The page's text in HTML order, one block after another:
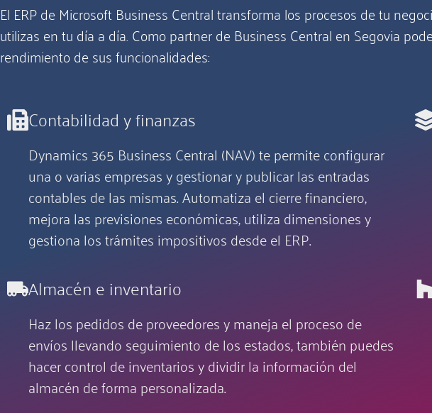
El ERP de Microsoft Business Central transforma los procesos de tu
utilizas en tu día a día. Como partner de Business Central en Segovia
rendimiento de sus funcionalidades:
Contabilidad y finanzas
Dynamics 365 Business Central (NAV) te permite configurar
una o varias empresas y gestionar y publicar las entradas
contables de las mismas. Automatiza el cierre financiero,
mejora las previsiones económicas, utiliza dimensiones y
gestiona los trámites impositivos desde el ERP.
Almacén e inventario
Haz los pedidos de proveedores y maneja el proceso de
envíos llevando seguimiento de los estados, también puedes
hacer control de inventarios y dividir la información del
almacén de forma personalizada.